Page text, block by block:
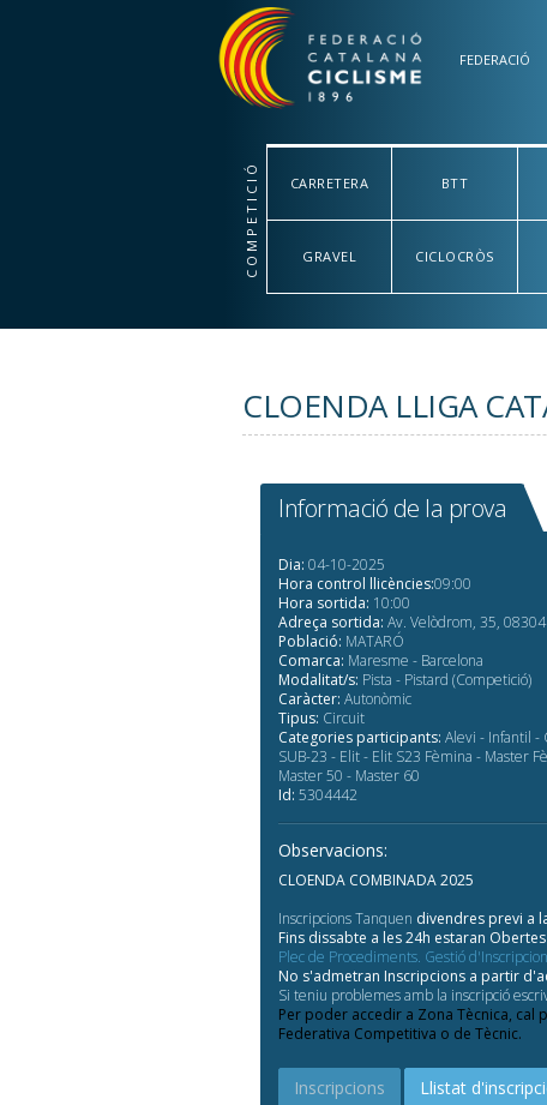
FEDERACIÓ
COMPETICIÓ CARRETERA BTT
GRAVEL CICLOCRÒS
CLOENDA LLIGA
Informació de la prova
Dia: 04-10-2025
Hora control llicències:09:00
Hora sortida: 10:00
Adreça sortida: Av. Velòdrom, 35,
Població: MATARÓ
Comarca: Maresme - Barcelona
Modalitat/s: Pista - Pistard (Competició)
Caràcter: Autonòmic
Tipus: Circuit
Categories participants: Alevi - Infantil -
SUB-23 - Elit - Elit S23 Fèmina - Master
Master 50 - Master 60
Id: 5304442
Observacions:
CLOENDA COMBINADA 2025
Inscripcions Tanquen divendres previ a
Fins dissabte a les 24h estaran
Plec de Procediments. Gestió
No s'admetran Inscripcions a partir
Si teniu problemes amb la inscripció
Per poder accedir a Zona Tècnica, cal
Federativa Competitiva o de Tècnic.
Inscripcions Llistat